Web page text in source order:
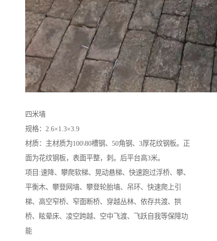
四米墙
规格：2.6×1.3×3.9
材质：主材质为100\80槽钢、50角钢、3厚花纹钢板。正
面为花纹钢板，表面平整，刺。后平台高3米。
项目:速降、攀爬软梯、晃动悬梯、快速跑过浮桥、攀、
平衡木、攀登网墙、攀登轮胎墙、吊环、快速爬上引
梯、高空窄桥、窄面断桥、穿越丛林、依存共渡、拱
桥、眩晕床、凌空跨越、空中飞渡、飞跃自我等保障功
能